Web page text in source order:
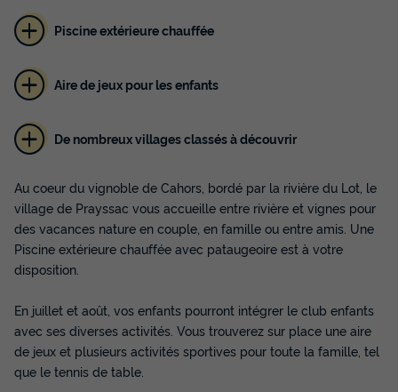
Piscine extérieure chauffée
Aire de jeux pour les enfants
De nombreux villages classés à découvrir
Au coeur du vignoble de Cahors, bordé par la rivière du Lot, le
village de Prayssac vous accueille entre rivière et vignes pour
des vacances nature en couple, en famille ou entre amis. Une
Piscine extérieure chauffée avec pataugeoire est à votre
disposition.
En juillet et août, vos enfants pourront intégrer le club enfants
avec ses diverses activités. Vous trouverez sur place une aire
de jeux et plusieurs activités sportives pour toute la famille, tel
que le tennis de table.